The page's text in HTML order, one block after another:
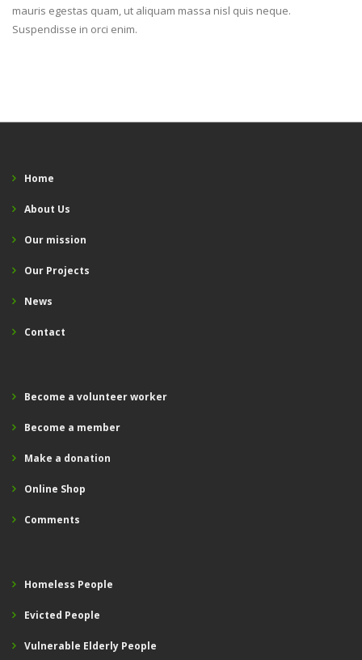
mauris egestas quam, ut aliquam massa nisl quis neque.
Suspendisse in orci enim.
Home
About Us
Our mission
Our Projects
News
Contact
Become a volunteer worker
Become a member
Make a donation
Online Shop
Comments
Homeless People
Evicted People
Vulnerable Elderly People